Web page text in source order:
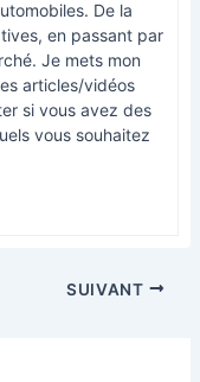
De la
en passant par
Je mets mon
articles/vidéos
si vous avez des
vous souhaitez
SUIVANT